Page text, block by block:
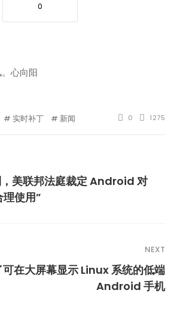
0
心向阳
实时补丁 新闻 0 1275
美联邦法庭裁定 Android 对
使用”
NEXT
在大屏幕显示 Linux 系统的低端
Android 手机